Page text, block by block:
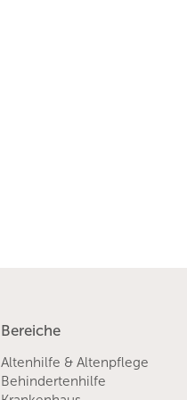
Bereiche
Altenhilfe & Altenpflege
Behindertenhilfe